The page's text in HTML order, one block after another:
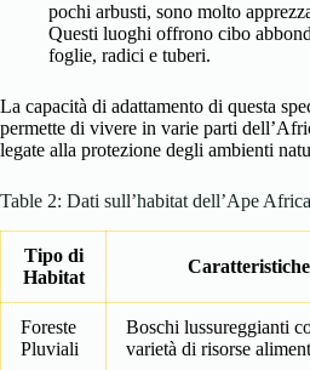
pochi arbusti, sono molto
Questi luoghi offrono cibo
foglie, radici e tuberi.
La capacità di adattamento di questa
permette di vivere in varie parti
legate alla protezione degli ambienti
Table 2: Dati sull’habitat dell’Ape
Tipo di
Habitat
Foreste
Pluviali
Boschi lussureggianti
varietà di risorse